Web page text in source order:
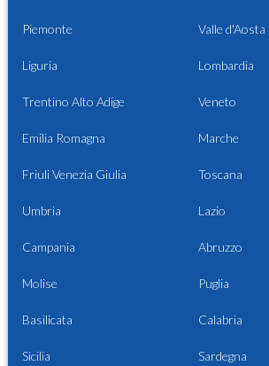
Piemonte Valle d'Aosta
Liguria Lombardia
Trentino Alto Adige Veneto
Emilia Romagna Marche
Friuli Venezia Giulia Toscana
Umbria Lazio
Campania Abruzzo
Molise Puglia
Basilicata Calabria
Sicilia Sardegna